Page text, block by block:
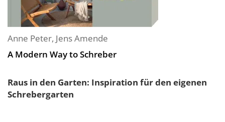
Anne Peter, Jens Amende
A Modern Way to Schreber
Raus in den Garten: Inspiration für den eigenen
Schrebergarten